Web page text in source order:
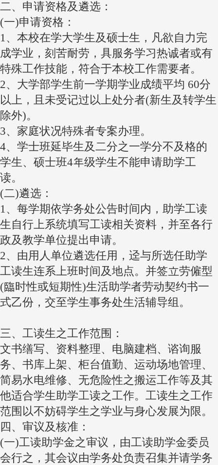
二、申请资格及遴选：
(一)申请资格：
1、本校在学大学生及硕士生，凡欲自力完
成学业，刻苦耐劳，具服务学习热诚者或有
特殊工作技能，符合于本校工作需要者。
2、大学部学生前一学期学业成绩平均 60分
以上，且未受记过以上处分者(新生及转学生
除外)。
3、家庭状况特殊者专案办理。
4、学士班延毕生及二分之一学分不及格的
学生、硕士班4年级学生不能申请助学工
读。
(二)遴选：
1、每学期依学务处公告时间内，助学工读
生自行上系统填写工读相关资料，并至各行
政及教学单位提出申请。
2、由用人单位遴选任用，迳与所选任助学
工读生连系上班时间及地点。并签立劳僱型
(臨时性或短期性)生活助学者劳动契约书一
式乙份，交至学生事务处生活辅导组。
三、工读生之工作范围：
文书缮写、资料整理、电脑建档、谘询服
务、书库上架、柜台值勤、运动场地管理、
简易水电维修、无危险性之搬运工作等及其
他适合学生助学工读之工作。工读生之工作
范围以不妨碍学生之学业与身心发展为限。
四、审议及核准：
(一)工读助学金之审议，由工读助学金委员
会行之，其会议由学务处负责召集并请学务